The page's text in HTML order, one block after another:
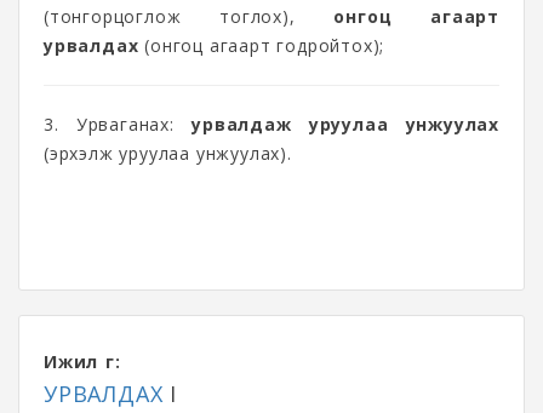
(тонгорцоглож тоглох), онгоц агаарт
урвалдах (онгоц агаарт годройтох);
3. Урваганах:урвалдаж уруулаа унжуулах
(эрхэлж уруулаа унжуулах).
Ижил үг:
УРВАЛДАХ I